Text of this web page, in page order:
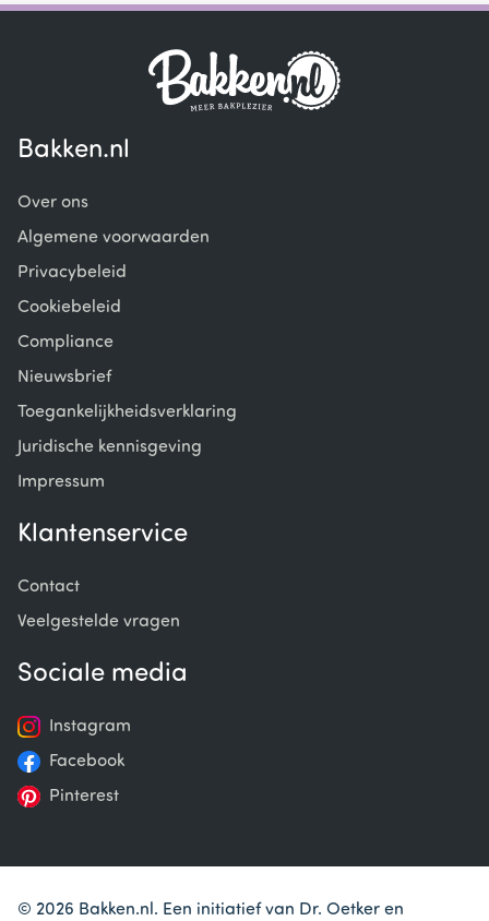
Bakken.nl
Over ons
Algemene voorwaarden
Privacybeleid
Cookiebeleid
Compliance
Nieuwsbrief
Toegankelijkheidsverklaring
Juridische kennisgeving
Impressum
Klantenservice
Contact
Veelgestelde vragen
Sociale media
Instagram
Facebook
Pinterest
© 2026 Bakken.nl. Een initiatief van Dr. Oetker en